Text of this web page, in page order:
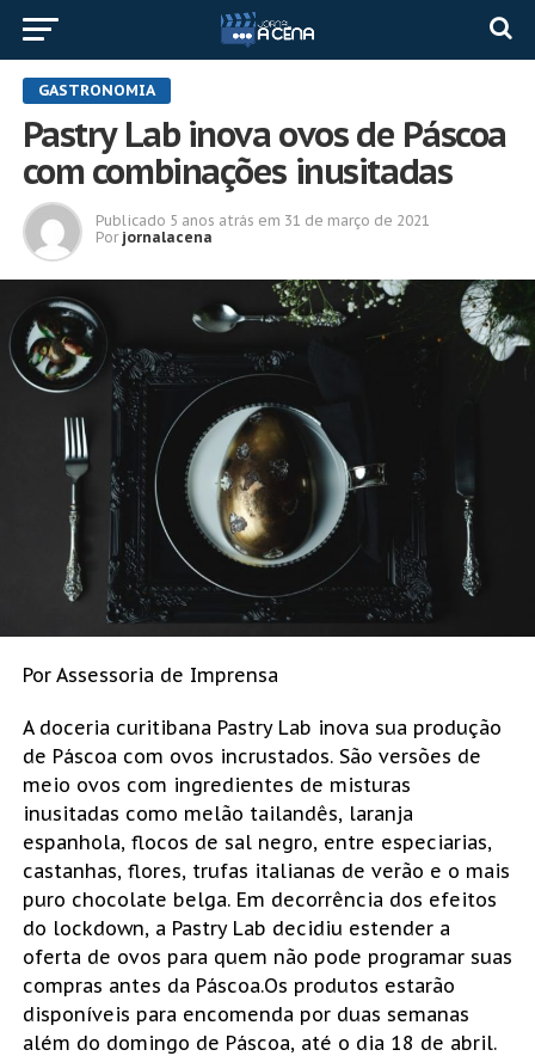
GASTRONOMIA
Pastry Lab inova ovos de Páscoa
com combinações inusitadas
Publicado 5 anos atrás em 31 de março de 2021
Por jornalacena
Por Assessoria de Imprensa
A doceria curitibana Pastry Lab inova sua produção
de Páscoa com ovos incrustados. São versões de
meio ovos com ingredientes de misturas
inusitadas como melão tailandês, laranja
espanhola, flocos de sal negro, entre especiarias,
castanhas, flores, trufas italianas de verão e o mais
puro chocolate belga. Em decorrência dos efeitos
do lockdown, a Pastry Lab decidiu estender a
oferta de ovos para quem não pode programar suas
compras antes da Páscoa.Os produtos estarão
disponíveis para encomenda por duas semanas
além do domingo de Páscoa, até o dia 18 de abril.